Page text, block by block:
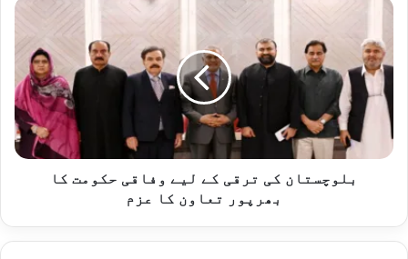
کے
ذریعے
معطل
کیا
جا
سکتا
ہے:
بلوچستان
ترقی
کے
لیے
وفاقی
حکومت
کا
بھرپور
بلوچستان کی ترقی کے لیے وفاقی حکومت کا
بھرپور تعاون کا عزم